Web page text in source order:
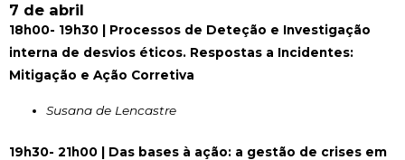
7 de abril
18h00- 19h30 | Processos de Deteção e Investigação
interna de desvios éticos. Respostas a Incidentes:
Mitigação e Ação Corretiva
Susana de Lencastre
19h30- 21h00 | Das bases à ação: a gestão de crises em